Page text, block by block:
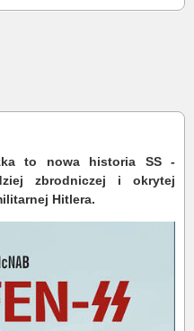
to nowa historia SS -
zbrodniczej i okrytej
Hitlera.